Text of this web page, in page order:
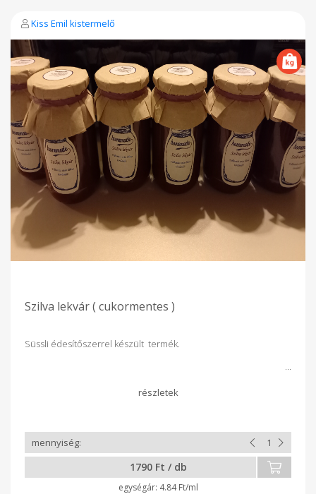
Kiss Emil kistermelő
Szilva lekvár ( cukormentes )
Süssli édesítőszerrel készült termék.
1790 Ft / db
4.84 Ft/ml